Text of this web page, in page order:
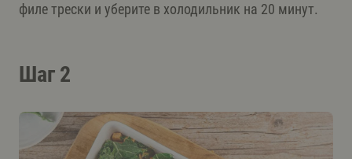
филе трески и уберите в холодильник на 20 минут.
Шаг 2